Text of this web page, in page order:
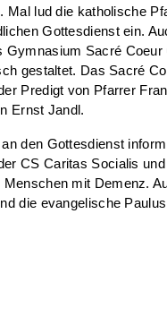
Mal lud die katholische
Gottesdienst ein.
Gymnasium Sacré
gestaltet. Das Sacré
Predigt von Pfarrer
Ernst Jandl.
den Gottesdienst
CS Caritas Socialis
Menschen mit Demenz.
die evangelische